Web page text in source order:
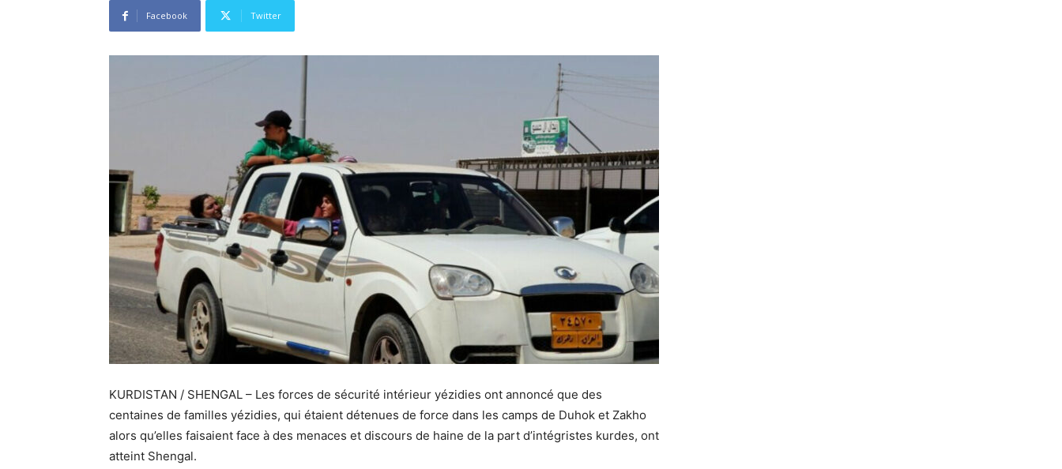
Facebook Twitter
KURDISTAN / SHENGAL – Les forces de sécurité intérieur yézidies ont annoncé que des
centaines de familles yézidies, qui étaient détenues de force dans les camps de Duhok et Zakho
alors qu’elles faisaient face à des menaces et discours de haine de la part d’intégristes kurdes, ont
atteint Shengal.